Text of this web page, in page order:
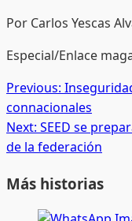
Por Carlos Yescas
Especial/Enlace
Post
navigation
Previous:
connacionales
Next: SEED se
de la federación
Más historias